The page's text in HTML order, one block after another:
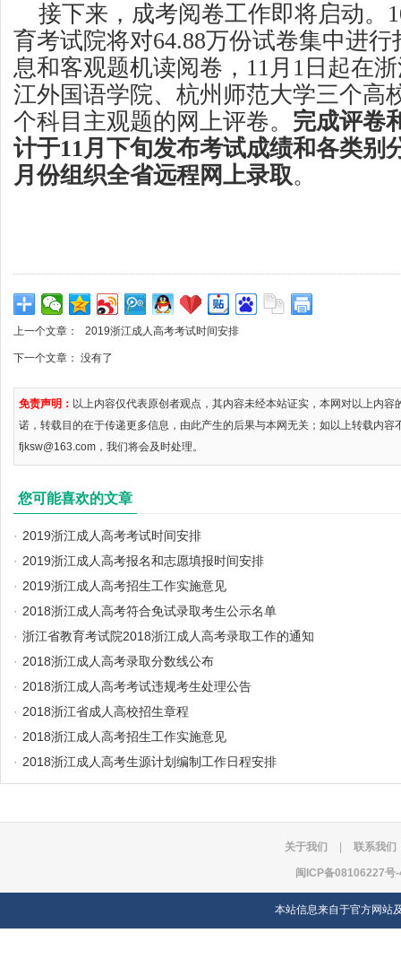
接下来，成考阅卷工作即将启动。
育考试院将对64.88万份试卷集中进
息和客观题机读阅卷，11月1日起在
江外国语学院、杭州师范大学三个高
个科目主观题的网上评卷。 完成评卷
计于11月下旬发布考试成绩和各类别
月份组织全省远程网上录取。
上一个文章： 2019浙江成人高考考试时间安排
下一个文章： 没有了
免责声明： 以上内容仅代表原创者观点，其内容未经本站证实，本网对以上内
诺，转载目的在于传递更多信息，由此产生的后果与本网无关；如以上转载内容
fjksw@163.com，我们将会及时处理。
您可能喜欢的文章
· 2019浙江成人高考考试时间安排
· 2019浙江成人高考报名和志愿填报时间安排
· 2019浙江成人高考招生工作实施意见
· 2018浙江成人高考符合免试录取考生公示名单
· 浙江省教育考试院2018浙江成人高考录取工作的通知
· 2018浙江成人高考录取分数线公布
· 2018浙江成人高考考试违规考生处理公告
· 2018浙江省成人高校招生章程
· 2018浙江成人高考招生工作实施意见
· 2018浙江成人高考生源计划编制工作日程安排
关于我们 联系我们
闽ICP备08106227号
本站信息来自于官方网站